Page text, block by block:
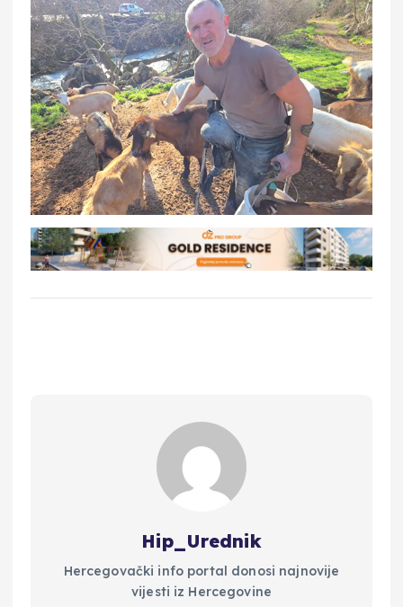
Hip_Urednik
Hercegovački info portal donosi najnovije
vijesti iz Hercegovine